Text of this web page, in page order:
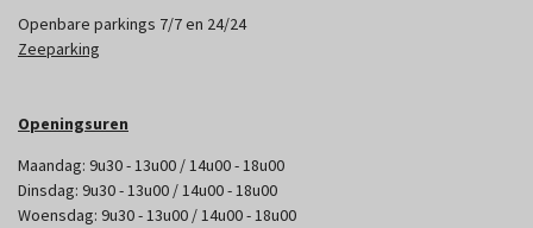
Openbare parkings 7/7 en 24/24
Zeeparking
Openingsuren
Maandag: 9u30 - 13u00 / 14u00 - 18u00
Dinsdag: 9u30 - 13u00 / 14u00 - 18u00
Woensdag: 9u30 - 13u00 / 14u00 - 18u00